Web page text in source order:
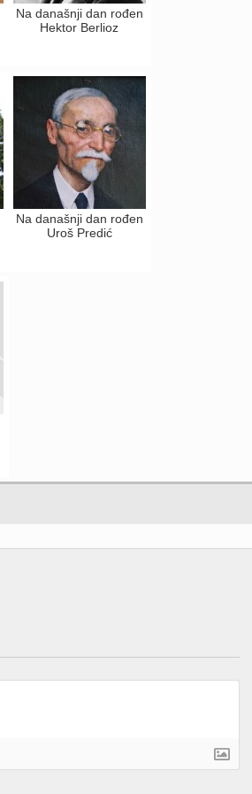
Na današnji dan rođen
Hektor Berlioz
Na današnji dan rođen
Uroš Predić